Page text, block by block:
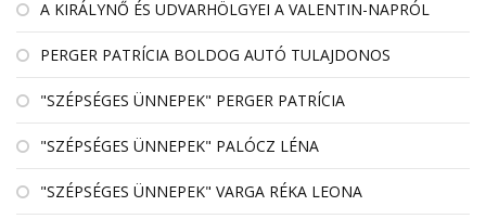
A KIRÁLYNŐ ÉS UDVARHÖLGYEI A VALENTIN-NAPRÓL
PERGER PATRÍCIA BOLDOG AUTÓ TULAJDONOS
"SZÉPSÉGES ÜNNEPEK" PERGER PATRÍCIA
"SZÉPSÉGES ÜNNEPEK" PALÓCZ LÉNA
"SZÉPSÉGES ÜNNEPEK" VARGA RÉKA LEONA